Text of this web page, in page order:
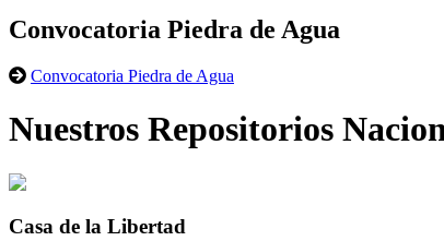
Convocatoria Piedra de Agua
Convocatoria Piedra de Agua
Nuestros Repositorios
Casa de la Libertad